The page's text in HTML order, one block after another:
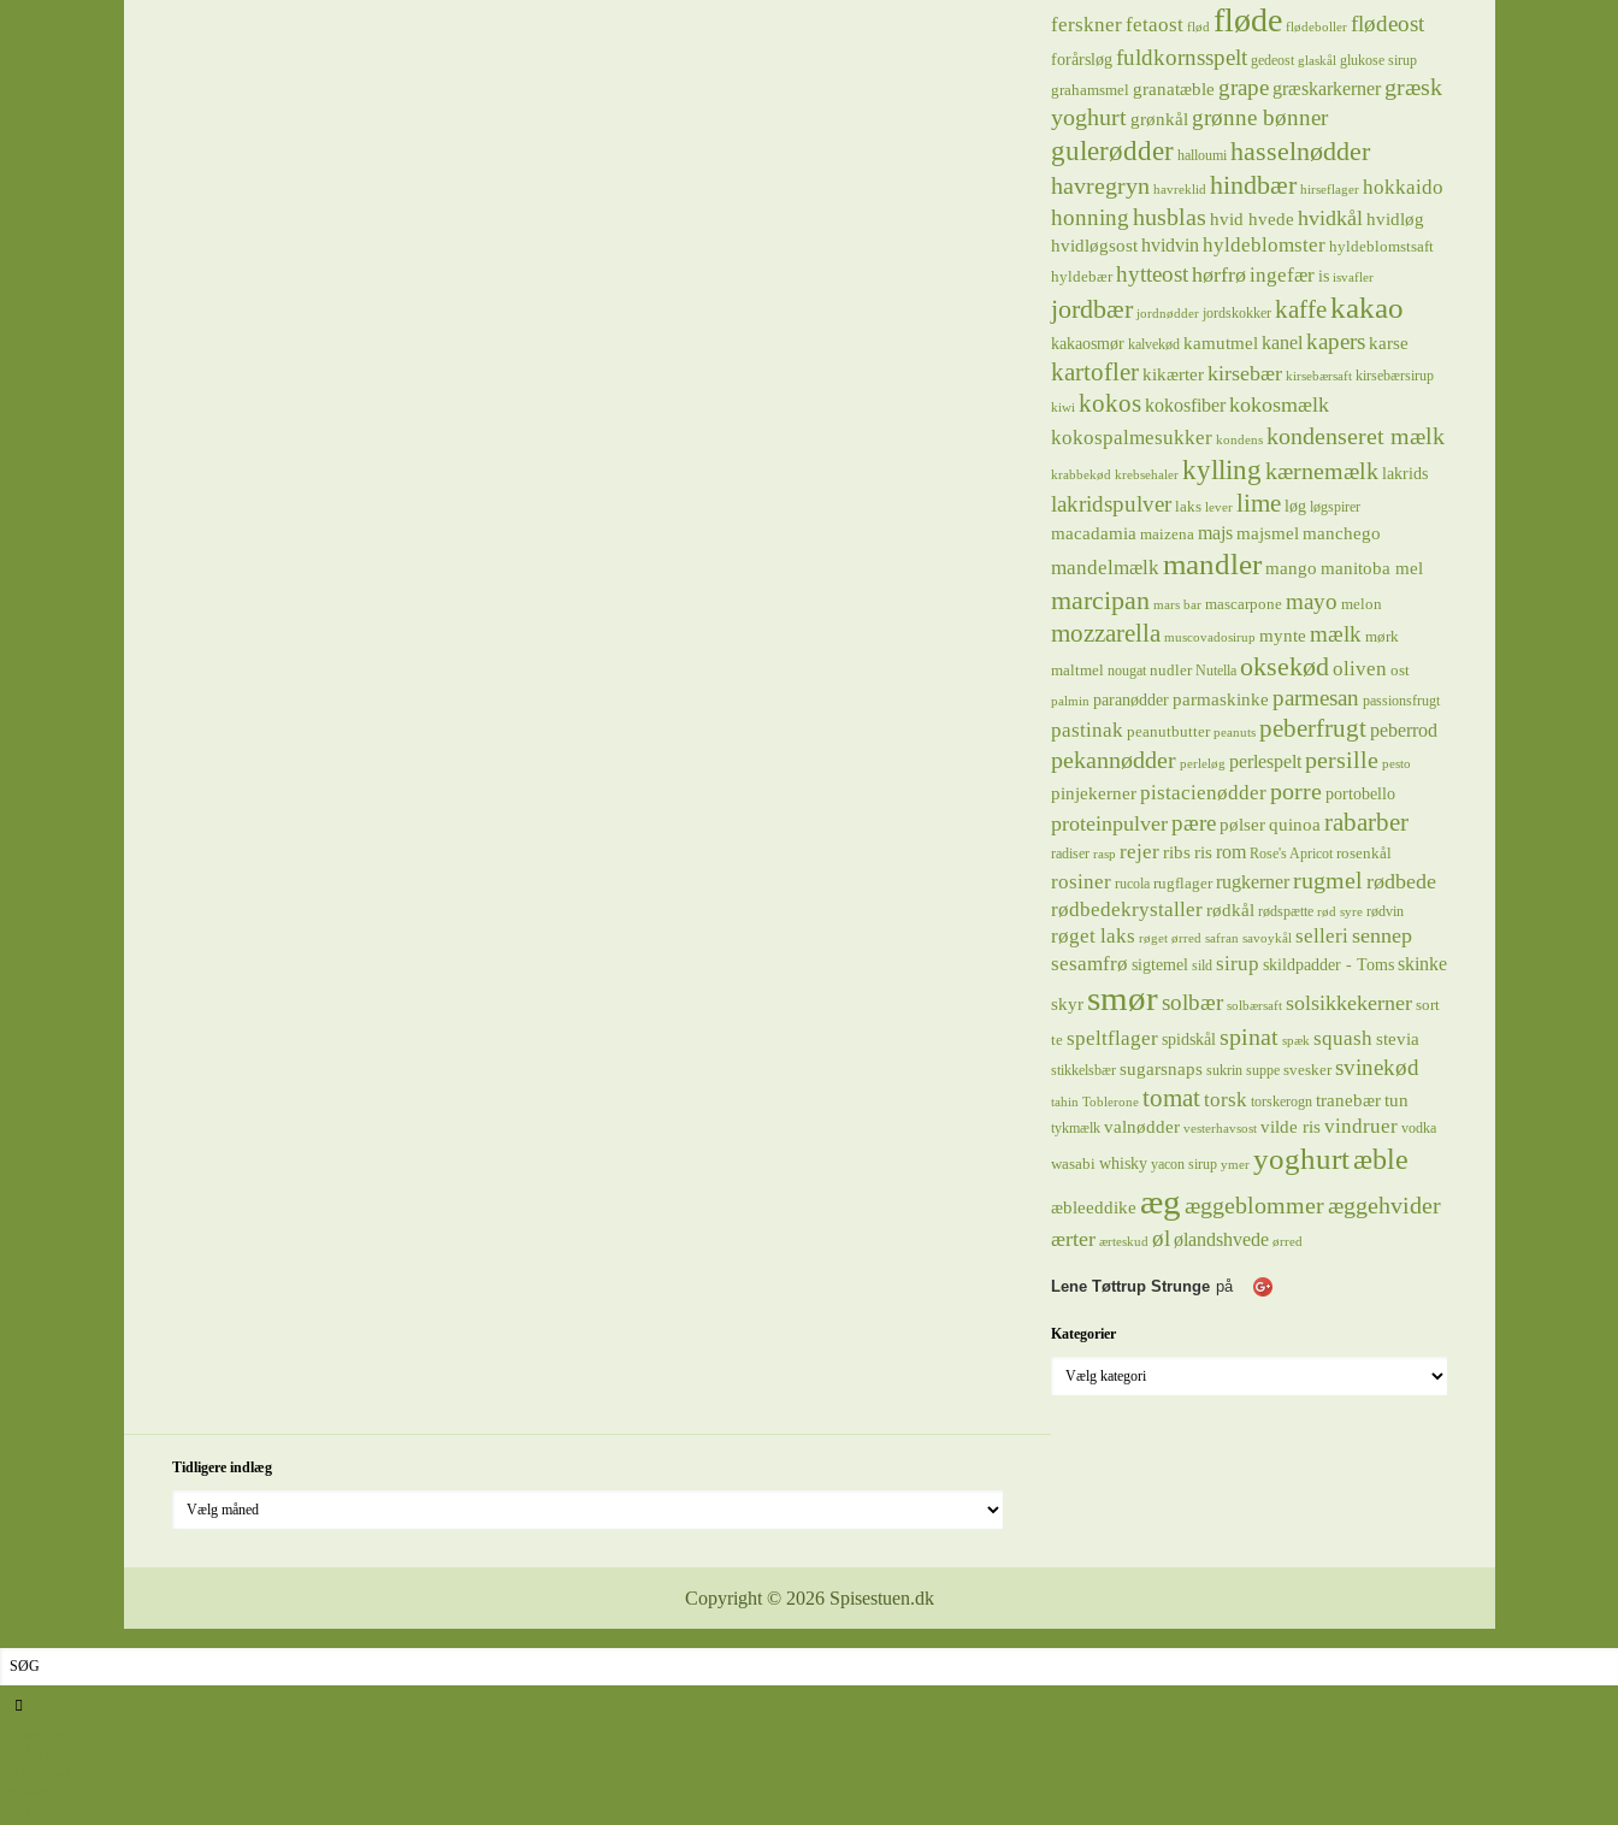
fersknerfetaost flød fløde flødeboller flødeost
forårsløg fuldkornsspelt gedeost glaskål glukose sirup
grahamsmel granatæble grape græskarkerner græsk
yoghurt grønkål grønne bønner
gulerødder halloumi hasselnødder
havregryn havreklid hindbær hirseflager hokkaido
honninghusblas hvid hvede hvidkål hvidløg
hvidløgsost hvidvin hyldeblomster hyldeblomstsaft
hyldebær hytteosthørfrøingefær is isvafler
jordbær jordnødder jordskokker kaffekakao
kakaosmør kalvekød kamutmel kanelkapers karse
kartofler kikærter kirsebær kirsebærsaft kirsebærsirup
kiwi kokos kokosfiber kokosmælk
kokospalmesukker kondens kondenseret mælk
krabbekød krebsehaler kyllingkærnemælk lakrids
lakridspulver laks lever lime løg løgspirer
macadamia maizena majs majsmel manchego
mandelmælkmandler mango manitoba mel
marcipan mars bar mascarpone mayo melon
mozzarella muscovadosirup mynte mælk mørk
maltmel nougat nudler Nutella oksekødoliven ost
palmin paranødder parmaskinke parmesan passionsfrugt
pastinak peanutbutter peanuts peberfrugtpeberrod
pekannødder perleløg perlespelt persille pesto
pinjekerner pistacienødderporre portobello
proteinpulverpære pølser quinoa rabarber
radiser rasp rejer ribs ris rom Rose's Apricot rosenkål
rosiner rucola rugflager rugkernerrugmel rødbede
rødbedekrystaller rødkål rødspætte rød syre rødvin
røget laks røget ørred safran savoykål sellerisennep
sesamfrø sigtemel sild sirup skildpadder - Toms skinke
skyr smørsolbær solbærsaft solsikkekerner sort
te speltflager spidskål spinat spæk squash stevia
stikkelsbær sugarsnaps sukrin suppe svesker svinekød
tahin Toblerone tomattorsk torskerogn tranebær tun
tykmælk valnødder vesterhavsost vilde ris vindruer vodka
wasabi whisky yacon sirup ymer yoghurtæble
æbleeddike æg æggeblommeræggehvider
ærter ærteskud øl ølandshvede ørred
Lene Tøttrup Strunge på
Kategorier
Tidligere indlæg
Copyright © 2026 Spisestuen.dk